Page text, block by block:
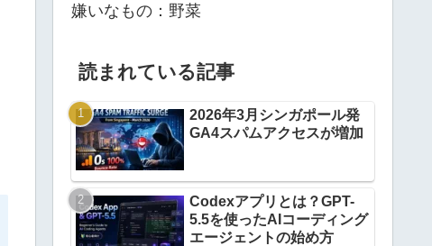
嫌いなもの：野菜
読まれている記事
2026年3月シンガポール発
GA4スパムアクセスが増加
Codexアプリとは？GPT-
5.5を使ったAIコーディング
エージェントの始め方